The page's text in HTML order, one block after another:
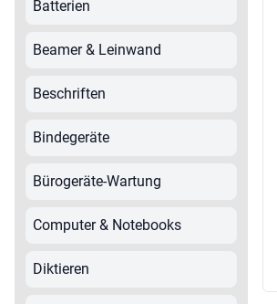
PC & Notebook-Zubehör
Rechner
Scanner & Zubehör
Schreibmaschinen
Speichermedien
Stromversorgung
Telefone
Batterien
Beamer & Leinwand
Beschriften
Bindegeräte
Bürogeräte-Wartung
Computer & Notebooks
Diktieren